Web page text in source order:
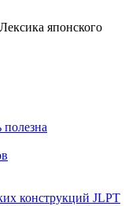
японского
конструкций JLPT